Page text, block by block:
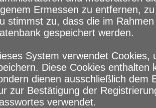
Ermessen zu entfernen,
stimmst zu, dass die im
gespeichert werden.
System verwendet
Diese Cookies enthalten
dienen ausschließlich dem
zur Bestätigung der
verwendet.